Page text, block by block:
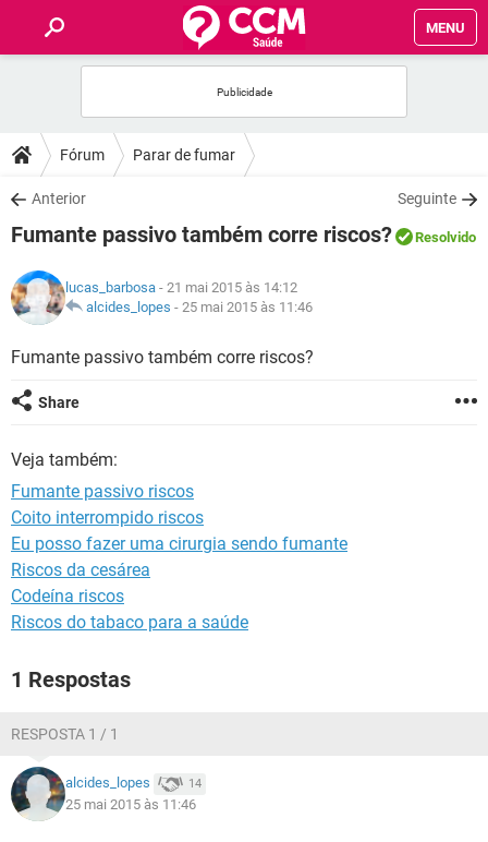
MENU
FÓRUM
SAÚDE
NUTRIÇÃO
BEM-ESTAR
SEXUALIDADE
GLOSSÁRIO
Fórum Parar de fumar
Anterior Seguinte
Fumante passivo também corre riscos? Resolvido
lucas_barbosa - 21 mai 2015 às 14:12
alcides_lopes - 25 mai 2015 às 11:46
Fumante passivo também corre riscos?
Share
Veja também:
Fumante passivo riscos
Coito interrompido riscos
Eu posso fazer uma cirurgia sendo fumante
Riscos da cesárea
Codeína riscos
Riscos do tabaco para a saúde
1 Respostas
RESPOSTA 1 / 1
alcides_lopes 14
25 mai 2015 às 11:46